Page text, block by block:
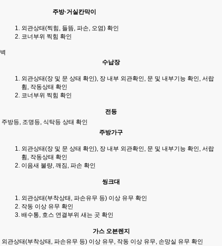
주방·거실칸막이
외관상태(찍힘, 들뜸, 파손, 오염) 확인
코너부위 찍힘 확인
벽
수납장
외관상태(장 및 문 상태 확인), 장 내부 외관확인, 문 및 내부기능 확인, 서랍
휨, 작동상태 확인
코너부위 찍힘 확인
전등
주방등, 조명등, 식탁등 상태 확인
주방가구
외관상태(장 및 문 상태 확인), 장 내부 외관확인, 문 및 내부기능 확인, 서랍
휨, 작동상태 확인
이음새 불량, 깨짐, 파손 확인
씽크대
외관상태(부착상태, 파손유무 등) 이상 유무 확인
작동 이상 유무 확인
배수통, 호스 연결부위 새는 곳 확인
가스 오븐렌지
외관상태(부착상태, 파손유무 등) 이상 유무, 작동 이상 유무, 손망실 유무 확인